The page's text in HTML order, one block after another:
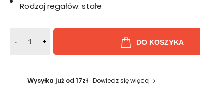
Rodzaj regałów: stałe
- + DO KOSZYKA
Wysyłka już od 17zł Dowiedz się więcej